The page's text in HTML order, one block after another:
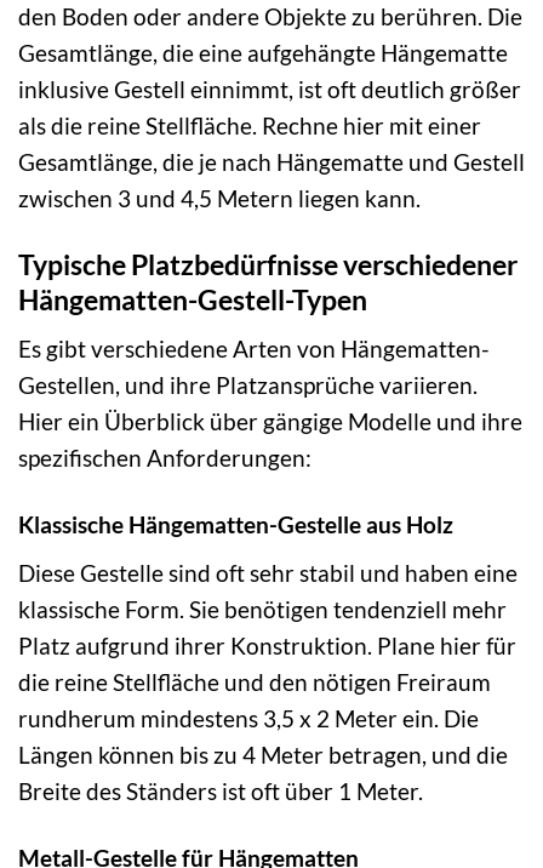
den Boden oder andere Objekte zu berühren. Die
Gesamtlänge, die eine aufgehängte Hängematte
inklusive Gestell einnimmt, ist oft deutlich größer
als die reine Stellfläche. Rechne hier mit einer
Gesamtlänge, die je nach Hängematte und Gestell
zwischen 3 und 4,5 Metern liegen kann.
Typische Platzbedürfnisse verschiedener
Hängematten-Gestell-Typen
Es gibt verschiedene Arten von Hängematten-
Gestellen, und ihre Platzansprüche variieren.
Hier ein Überblick über gängige Modelle und ihre
spezifischen Anforderungen:
Klassische Hängematten-Gestelle aus Holz
Diese Gestelle sind oft sehr stabil und haben eine
klassische Form. Sie benötigen tendenziell mehr
Platz aufgrund ihrer Konstruktion. Plane hier für
die reine Stellfläche und den nötigen Freiraum
rundherum mindestens 3,5 x 2 Meter ein. Die
Längen können bis zu 4 Meter betragen, und die
Breite des Ständers ist oft über 1 Meter.
Metall-Gestelle für Hängematten